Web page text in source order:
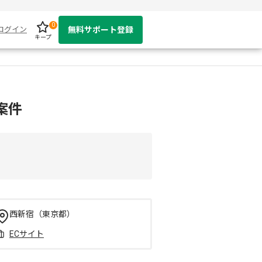
グイン
キープ
0
無料サポート登録
件
西新宿（東京都）
ECサイト